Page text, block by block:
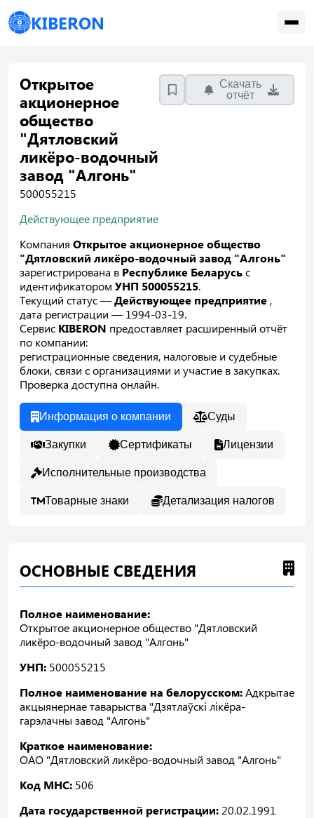
KIBERON
Открытое
акционерное
общество
"Дятловский
ликёро-водочный
завод "Алгонь"
500055215
Скачать
отчёт
Действующее предприятие
Компания Открытое акционерное общество
"Дятловский ликёро-водочный завод "Алгонь"
зарегистрирована в Республике Беларусьс
идентификатором УНП 500055215.
Текущий статус —Действующее предприятие ,
дата регистрации — 1994-03-19.
Сервис KIBERON предоставляет расширенный отчёт
по компании:
регистрационные сведения, налоговые и судебные
блоки, связи с организациями и участие в закупках.
Проверка доступна онлайн.
Информация о компании Суды
Закупки Сертификаты Лицензии
Исполнительные производства
Товарные знаки Детализация налогов
ОСНОВНЫЕ СВЕДЕНИЯ
Полное наименование:
Открытое акционерное общество "Дятловский
ликёро-водочный завод "Алгонь"
УНП: 500055215
Полное наименование на белорусском:Адкрытае
акцыянернае таварыства "Дзятлаўскі лікёра-
гарэлачны завод "Алгонь"
Краткое наименование:
ОАО "Дятловский ликёро-водочный завод "Алгонь"
Код МНС: 506
Дата государственной регистрации: 20.02.1991